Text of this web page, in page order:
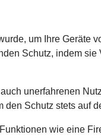
um Ihre Geräte
Schutz, indem
auch unerfahrenen
Schutz stets auf
wie eine